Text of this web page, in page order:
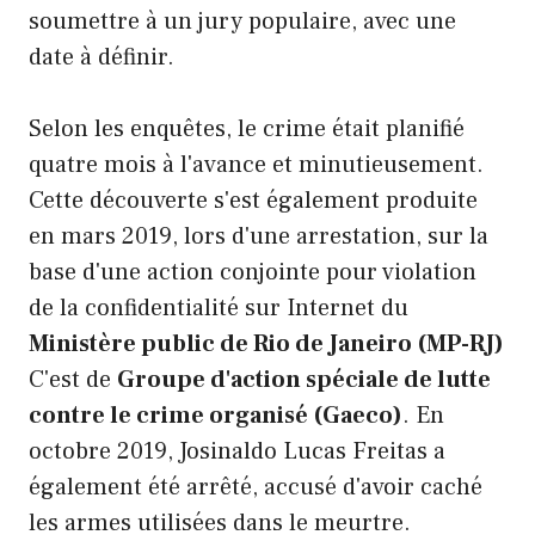
soumettre à un jury populaire, avec une
date à définir.
Selon les enquêtes, le crime était planifié
quatre mois à l'avance et minutieusement.
Cette découverte s'est également produite
en mars 2019, lors d'une arrestation, sur la
base d'une action conjointe pour violation
de la confidentialité sur Internet du
Ministère public de Rio de Janeiro (MP-RJ)
C'est de Groupe d'action spéciale de lutte
contre le crime organisé (Gaeco). En
octobre 2019, Josinaldo Lucas Freitas a
également été arrêté, accusé d'avoir caché
les armes utilisées dans le meurtre.